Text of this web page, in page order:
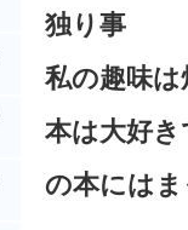
独り事
私の趣味
本は大好
の本には